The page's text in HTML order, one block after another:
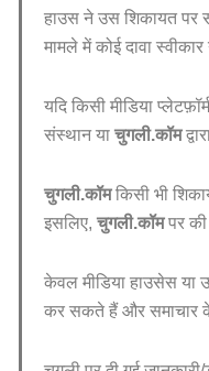
हाउस ने उस शिकायत पर
मामले में कोई दावा स्वीकार
यदि किसी मीडिया
संस्थान या चुगली.कॉम
चुगली.कॉमकिसी भी
इसलिए, चुगली.कॉमपर की
केवल मीडिया हाउसेस या
कर सकते हैं और समाचार